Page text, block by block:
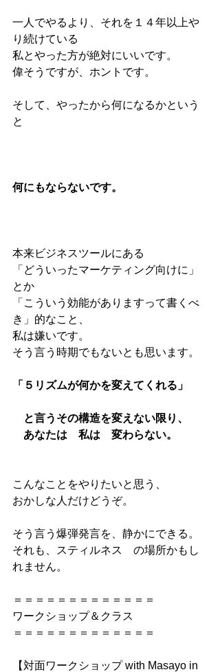
一人でやるより、それを１４年以上や
り続けている
私とやった方が絶対にいいです。
偉そうですが、ホントです。
そして、やったから何になるかという
と
何にもならないです。
本来ビジネスツールにある
「どういったマーケティング向けに」
とか
「こういう効能がありますって書くべ
き」的なこと、
私は嫌いです。
そう言う時期でもないとも思います。
「５リズムが何かを変えてくれる」
と言うその構造を変えない限り、
あなたは　私は　変わらない。
こんなことをやりたいと思う、
おかしな人だけどうぞ。
そう言う爆弾発言を、静かにできる。
それも、スティルネス　の場所かもし
れません。
＝＝＝＝＝＝＝＝＝＝＝＝＝
ワークショップ＆クラス
＝＝＝＝＝＝＝＝＝＝＝＝＝
【対面ワークショップ with Masayo in